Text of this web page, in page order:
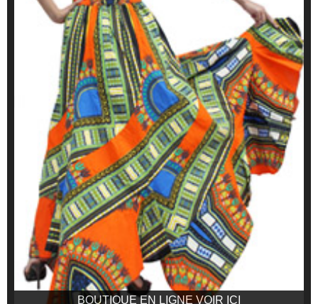
BOUTIQUE EN LIGNE VOIR ICI